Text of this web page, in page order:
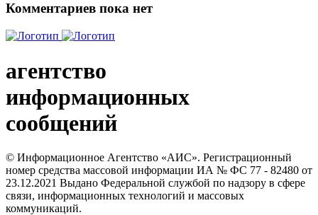
Комментариев пока нет
агентство
информационных
сообщений
© Информационное Агентство «АИС». Регистрационный
номер средства массовой информации ИА № ФС 77 - 82480 от
23.12.2021 Выдано Федеральной службой по надзору в сфере
связи, информационных технологий и массовых
коммуникаций.